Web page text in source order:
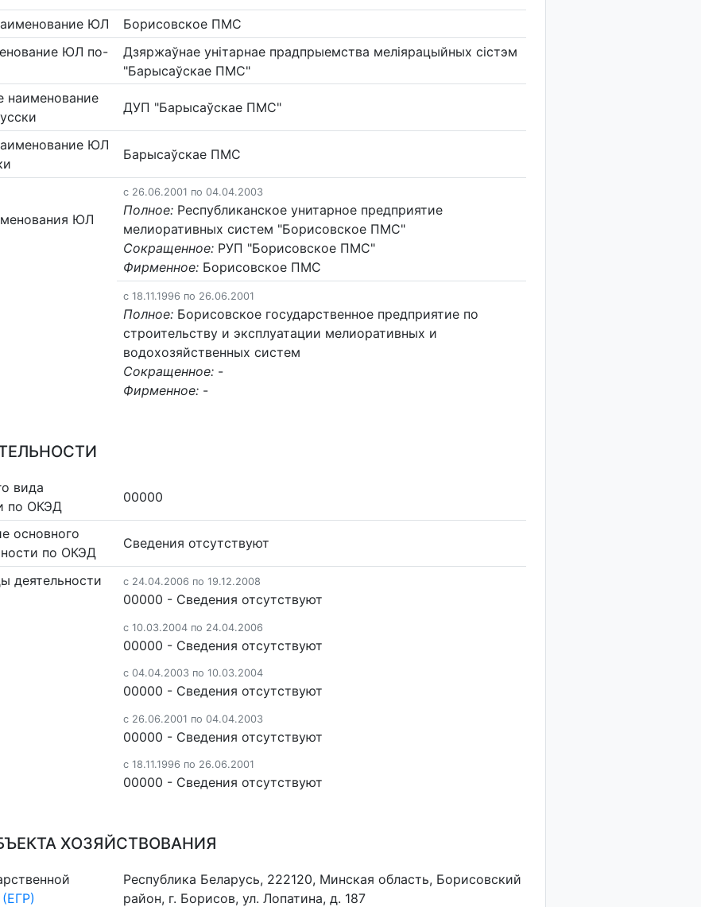
ЮЛ
Борисовское ПМС
ЮЛ по-
Дзяржаўнае унiтарнае прадпрыемства мелiярацыйных сiстэм
"Барысаўскае ПМС"
наименование
ДУП "Барысаўскае ПМС"
ЮЛ
Барысаўскае ПМС
ЮЛ
c 26.06.2001 по 04.04.2003
Полное: Республиканское унитарное предприятие
мелиоративных систем "Борисовское ПМС"
Сокращенное: РУП "Борисовское ПМС"
Фирменное: Борисовское ПМС
c 18.11.1996 по 26.06.2001
Полное: Борисовское государственное предприятие по
строительству и эксплуатации мелиоративных и
водохозяйственных систем
Сокращенное: -
Фирменное: -
вида
по ОКЭД
00000
основного
по ОКЭД
Cведения отсутствуют
деятельности
c 24.04.2006 по 19.12.2008
00000 - Cведения отсутствуют
c 10.03.2004 по 24.04.2006
00000 - Cведения отсутствуют
c 04.04.2003 по 10.03.2004
00000 - Cведения отсутствуют
c 26.06.2001 по 04.04.2003
00000 - Cведения отсутствуют
c 18.11.1996 по 26.06.2001
00000 - Cведения отсутствуют
ХОЗЯЙСТВОВАНИЯ
(ЕГР)
Республика Беларусь, 222120, Минская область, Борисовский
район, г. Борисов, ул. Лопатина, д. 187